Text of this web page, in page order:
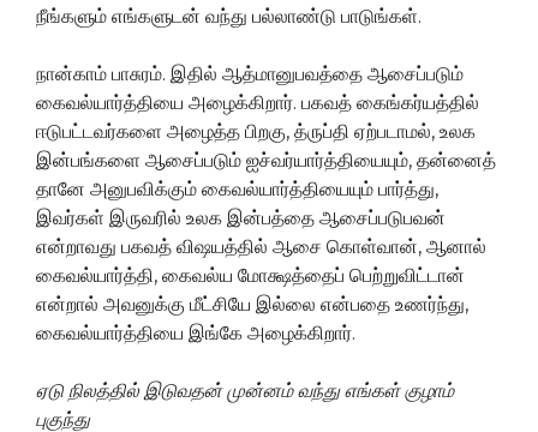
நீங்களும் எங்களுடன் வந்து பல்லாண்டு பாடுங்கள்.
நான்காம் பாசுரம். இதில் ஆத்மானுபவத்தை ஆசைப்படும்
கைவல்யார்த்தியை அழைக்கிறார். பகவத் கைங்கர்யத்தில்
ஈடுபட்டவர்களை அழைத்த பிறகு, த்ருப்தி ஏற்படாமல், உலக
இன்பங்களை ஆசைப்படும் ஐச்வர்யார்த்தியையும், தன்னைத்
தானே அனுபவிக்கும் கைவல்யார்த்தியையும் பார்த்து,
இவர்கள் இருவரில் உலக இன்பத்தை ஆசைப்படுபவன்
என்றாவது பகவத் விஷயத்தில் ஆசை கொள்வான், ஆனால்
கைவல்யார்த்தி, கைவல்ய மோக்ஷத்தைப் பெற்றுவிட்டான்
என்றால் அவனுக்கு மீட்சியே இல்லை என்பதை உணர்ந்து,
கைவல்யார்த்தியை இங்கே அழைக்கிறார்.
ஏடு நிலத்தில் இடுவதன் முன்னம் வந்துஎங்கள் குழாம்
புகுந்து